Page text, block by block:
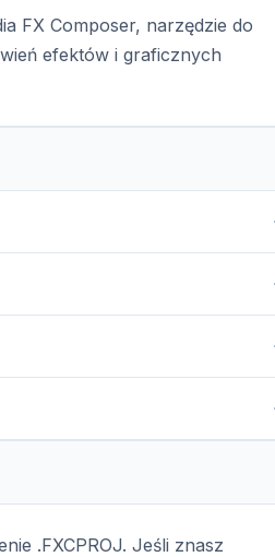
FX Composer, narzędzie do
efektów i graficznych
.FXCPROJ. Jeśli znasz